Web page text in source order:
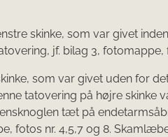
skinke, som var givet
jf. bilag 3, fotomappe,
som var givet uden for
tatovering på højre skinke
tæt på
fotos nr. 4,5,7 og 8.